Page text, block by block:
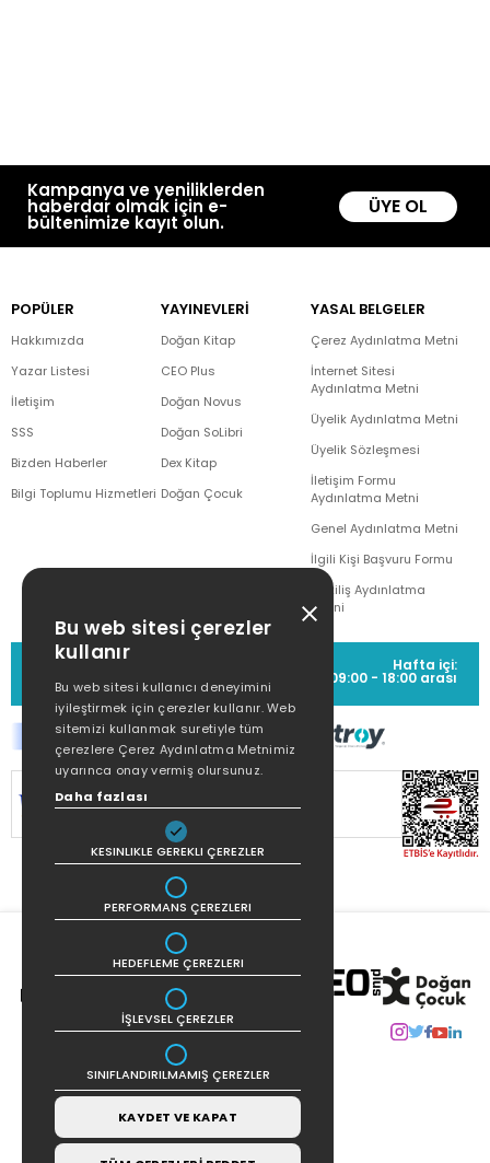
Kampanya ve yeniliklerden
haberdar olmak için e-
bültenimize kayıt olun.
ÜYE OL
POPÜLER
Hakkımızda
Yazar Listesi
İletişim
SSS
Bizden Haberler
Bilgi Toplumu Hizmetleri
YAYINEVLERİ
Doğan Kitap
CEO Plus
Doğan Novus
Doğan SoLibri
Dex Kitap
Doğan Çocuk
YASAL BELGELER
Çerez Aydınlatma Metni
İnternet Sitesi
Aydınlatma Metni
Üyelik Aydınlatma Metni
Üyelik Sözleşmesi
İletişim Formu
Aydınlatma Metni
Genel Aydınlatma Metni
İlgili Kişi Başvuru Formu
Çekiliş Aydınlatma
Metni
MÜŞTERİ HİZMETLERİ
(0212) 373 77 00
Hafta içi:
09:00 - 18:00 arası
SİTEMİZ
KORUNMAKTADIR.
Bu web sitesi çerezler
kullanır
Bu web sitesi kullanıcı deneyimini
iyileştirmek için çerezler kullanır. Web
sitemizi kullanmak suretiyle tüm
çerezlere Çerez Aydınlatma Metnimiz
uyarınca onay vermiş olursunuz.
Daha fazlası
KESINLIKLE GEREKLI ÇEREZLER
PERFORMANS ÇEREZLERI
HEDEFLEME ÇEREZLERI
İŞLEVSEL ÇEREZLER
SINIFLANDIRILMAMIŞ ÇEREZLER
KAYDET VE KAPAT